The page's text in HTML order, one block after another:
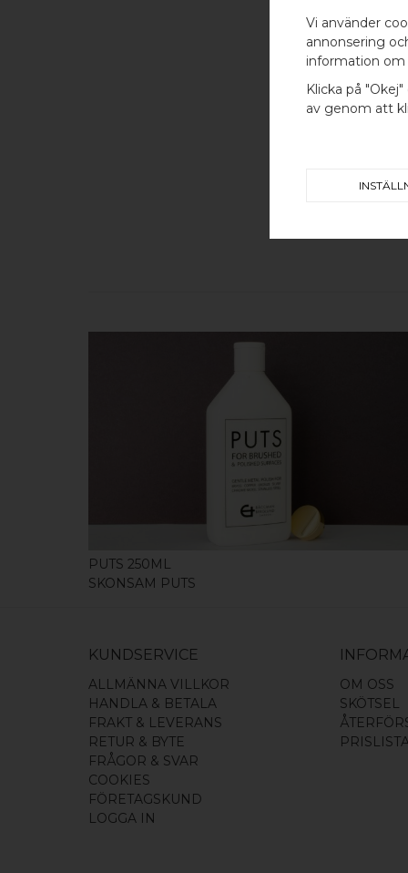
KÖP
PUTS 250ML
SKONSAM PUTS
KUNDSERVICE
ALLMÄNNA VILLKOR
HANDLA & BETALA
FRAKT & LEVERANS
RETUR & BYTE
FRÅGOR & SVAR
COOKIES
FÖRETAGSKUND
LOGGA IN
OM OSS
SKÖTSEL
Vi använder
annonsering
information om
Klicka på
av genom att